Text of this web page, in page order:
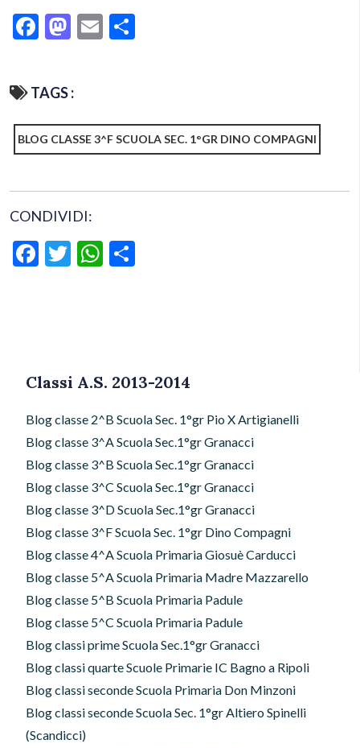
Facebook
Mastodon
Email
TAGS :
BLOG CLASSE 3^F SCUOLA SEC. 1°GR DINO COMPAGNI
CONDIVIDI:
Facebook
TwitterWhatsApp
Classi A.S. 2013-2014
Blog classe 2^B Scuola Sec. 1°gr Pio X Artigianelli
Blog classe 3^A Scuola Sec.1°gr Granacci
Blog classe 3^B Scuola Sec.1°gr Granacci
Blog classe 3^C Scuola Sec.1°gr Granacci
Blog classe 3^D Scuola Sec.1°gr Granacci
Blog classe 3^F Scuola Sec. 1°gr Dino Compagni
Blog classe 4^A Scuola Primaria Giosuè Carducci
Blog classe 5^A Scuola Primaria Madre Mazzarello
Blog classe 5^B Scuola Primaria Padule
Blog classe 5^C Scuola Primaria Padule
Blog classi prime Scuola Sec.1°gr Granacci
Blog classi quarte Scuole Primarie IC Bagno a Ripoli
Blog classi seconde Scuola Primaria Don Minzoni
Blog classi seconde Scuola Sec. 1°gr Altiero Spinelli
(Scandicci)